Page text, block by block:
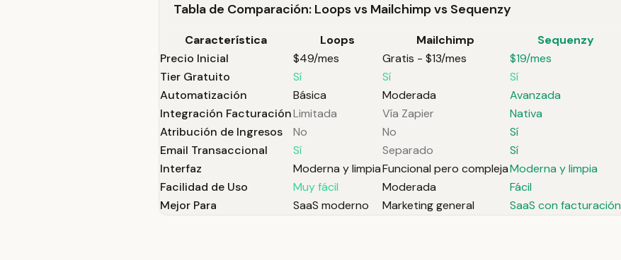
Tabla de Comparación: Loops vs Mailchimp vs Sequenzy
Característica Loops Mailchimp
Sequenzy
Precio Inicial
$49/mes Gratis - $13/mes
$19/mes
Tier Gratuito
Sí Sí
Sí
Automatización
Básica Moderada
Avanzada
Integración FacturaciónLimitada Vía Zapier
Nativa
Atribución de Ingresos
No No
Sí
Email Transaccional
Sí Separado
Sí
Interfaz
Moderna y limpiaFuncional pero complejaModerna y limpia
Facilidad de Uso
Muy fácil Moderada
Fácil
Mejor Para
SaaS moderno Marketing general SaaS con facturación